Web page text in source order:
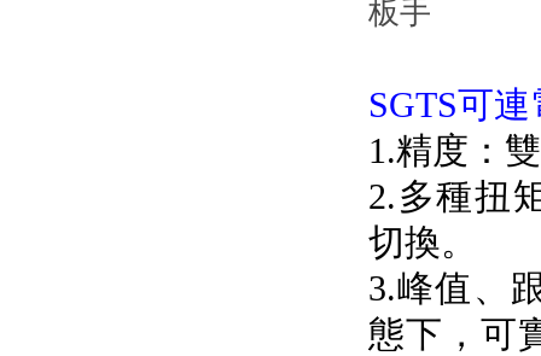
SGTS可連
1.精度：
2.多種
切換。
3.峰值
態下